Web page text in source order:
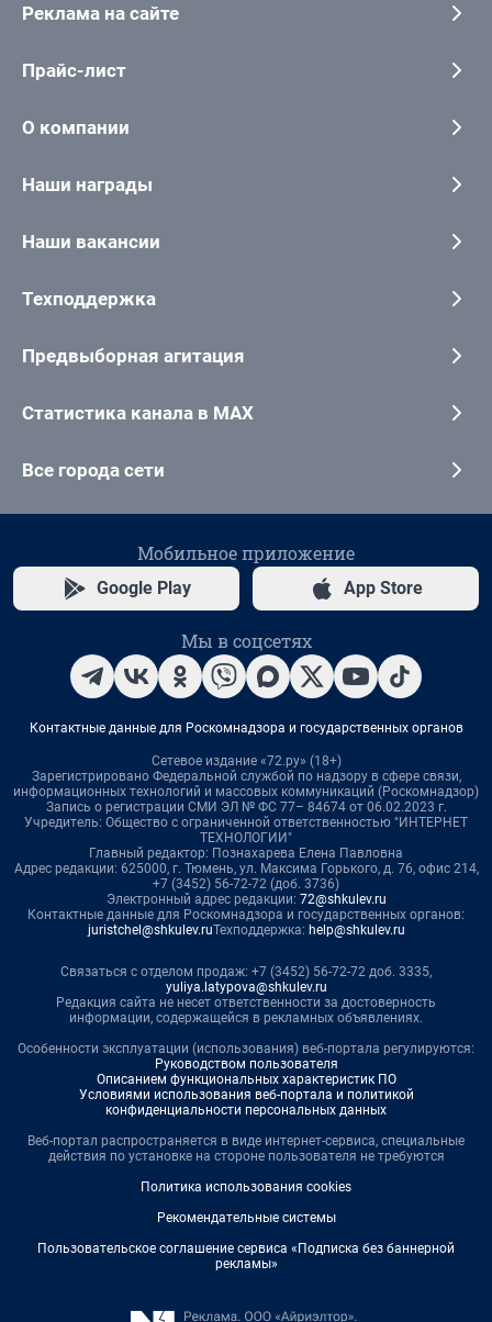
Реклама на сайте
Прайс-лист
О компании
Наши награды
Наши вакансии
Техподдержка
Предвыборная агитация
Статистика канала в MAX
Все города сети
Мобильное приложение
Google Play App Store
Мы в соцсетях
Контактные данные для Роскомнадзора и государственных органов
Сетевое издание «72.ру» (18+)
Зарегистрировано Федеральной службой по надзору в сфере связи,
информационных технологий и массовых коммуникаций (Роскомнадзор)
Запись о регистрации СМИ ЭЛ № ФС 77– 84674 от 06.02.2023 г.
Учредитель: Общество с ограниченной ответственностью "ИНТЕРНЕТ
ТЕХНОЛОГИИ"
Главный редактор: Познахарева Елена Павловна
Адрес редакции: 625000, г. Тюмень, ул. Максима Горького, д. 76, офис 214,
+7 (3452) 56-72-72 (доб. 3736)
Электронный адрес редакции: 72@shkulev.ru
Контактные данные для Роскомнадзора и государственных органов:
juristchel@shkulev.ruТехподдержка: help@shkulev.ru
Связаться с отделом продаж: +7 (3452) 56-72-72 доб. 3335,
yuliya.latypova@shkulev.ru
Редакция сайта не несет ответственности за достоверность
информации, содержащейся в рекламных объявлениях.
Особенности эксплуатации (использования) веб-портала регулируются:
Руководством пользователя
Описанием функциональных характеристик ПО
Условиями использования веб-портала и политикой
конфиденциальности персональных данных
Веб-портал распространяется в виде интернет-сервиса, специальные
действия по установке на стороне пользователя не требуются
Политика использования cookies
Рекомендательные системы
Пользовательское соглашение сервиса «Подписка без баннерной
рекламы»